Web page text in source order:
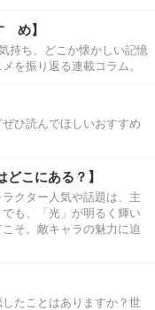
め】
持ち、どこか懐かしい記憶
を振り返る連載コラム。
ひ読んでほしいおすすめ
どこにある？】
クター人気や話題は、主
も、「光」が明るく輝い
そ。敵キャラの魅力に迫
たことはありますか？世